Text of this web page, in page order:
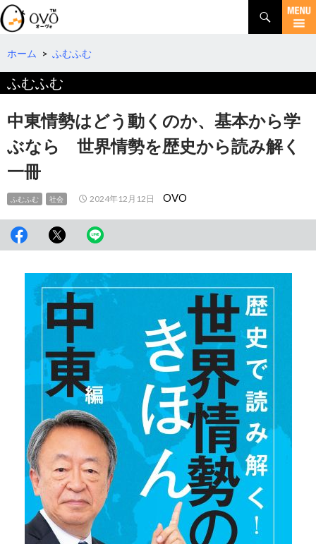
検
索
コ
テ
へ
動
ホーム > ふむふむ
ふむふむ
中東情勢はどう動くのか、基本から学
ぶなら 世界情勢を歴史から読み解く
一冊
ふむふむ 社会 2024年12月12日 OVO